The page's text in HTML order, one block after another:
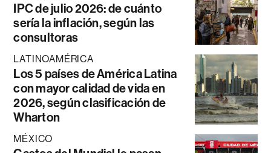
IPC de julio 2026: de cuánto
sería la inflación, según las
consultoras
LATINOAMÉRICA
Los 5 países de América Latina
con mayor calidad de vida en
2026, según clasificación de
Wharton
MÉXICO